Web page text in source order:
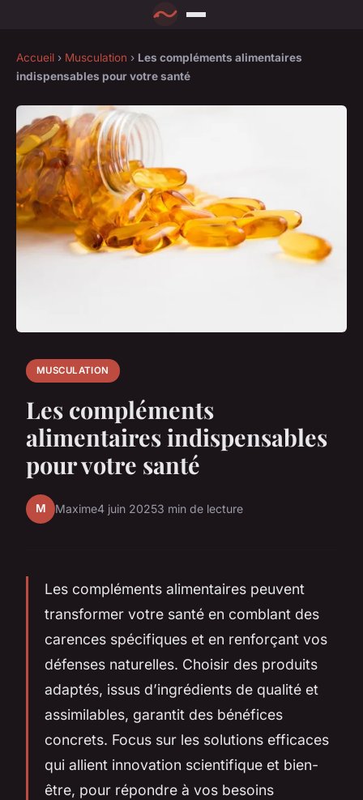
Accueil › Musculation › Les compléments alimentaires
indispensables pour votre santé
MUSCULATION
Les compléments
alimentaires indispensables
pour votre santé
M Maxime4 juin 20253 min de lecture
Les compléments alimentaires peuvent
transformer votre santé en comblant des
carences spécifiques et en renforçant vos
défenses naturelles. Choisir des produits
adaptés, issus d’ingrédients de qualité et
assimilables, garantit des bénéfices
concrets. Focus sur les solutions efficaces
qui allient innovation scientifique et bien-
être, pour répondre à vos besoins